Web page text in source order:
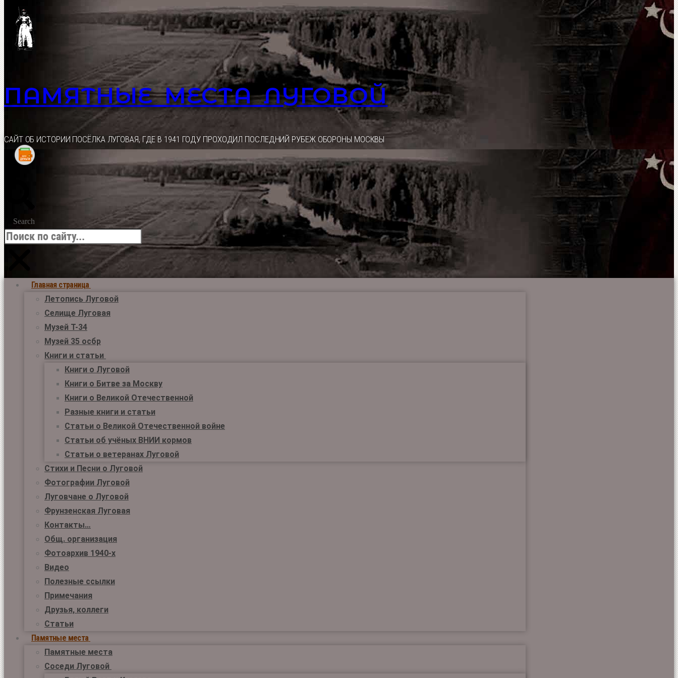
Перейти
содержимому
ПАМЯТНЫЕ МЕСТА ЛУГОВОЙ
CАЙТ ОБ ИСТОРИИ ПОСЁЛКА ЛУГОВАЯ, ГДЕ В 1941 ГОДУ ПРОХОДИЛ ПОСЛЕДНИЙ РУБЕЖ ОБОРОНЫ МОСКВЫ
Search
Главная страница
Летопись Луговой
Селище Луговая
Музей Т-34
Музей 35 осбр
Книги и статьи
Книги о Луговой
Книги о Битве за Москву
Книги о Великой Отечественной
Разные книги и статьи
Статьи о Великой Отечественной войне
Статьи об учёных ВНИИ кормов
Статьи о ветеранах Луговой
Стихи и Песни о Луговой
Фотографии Луговой
Луговчане о Луговой
Фрунзенская Луговая
Контакты…
Общ. организация
Фотоархив 1940-х
Видео
Полезные ссылки
Примечания
Друзья, коллеги
Статьи
Памятные места
Памятные места
Соседи Луговой